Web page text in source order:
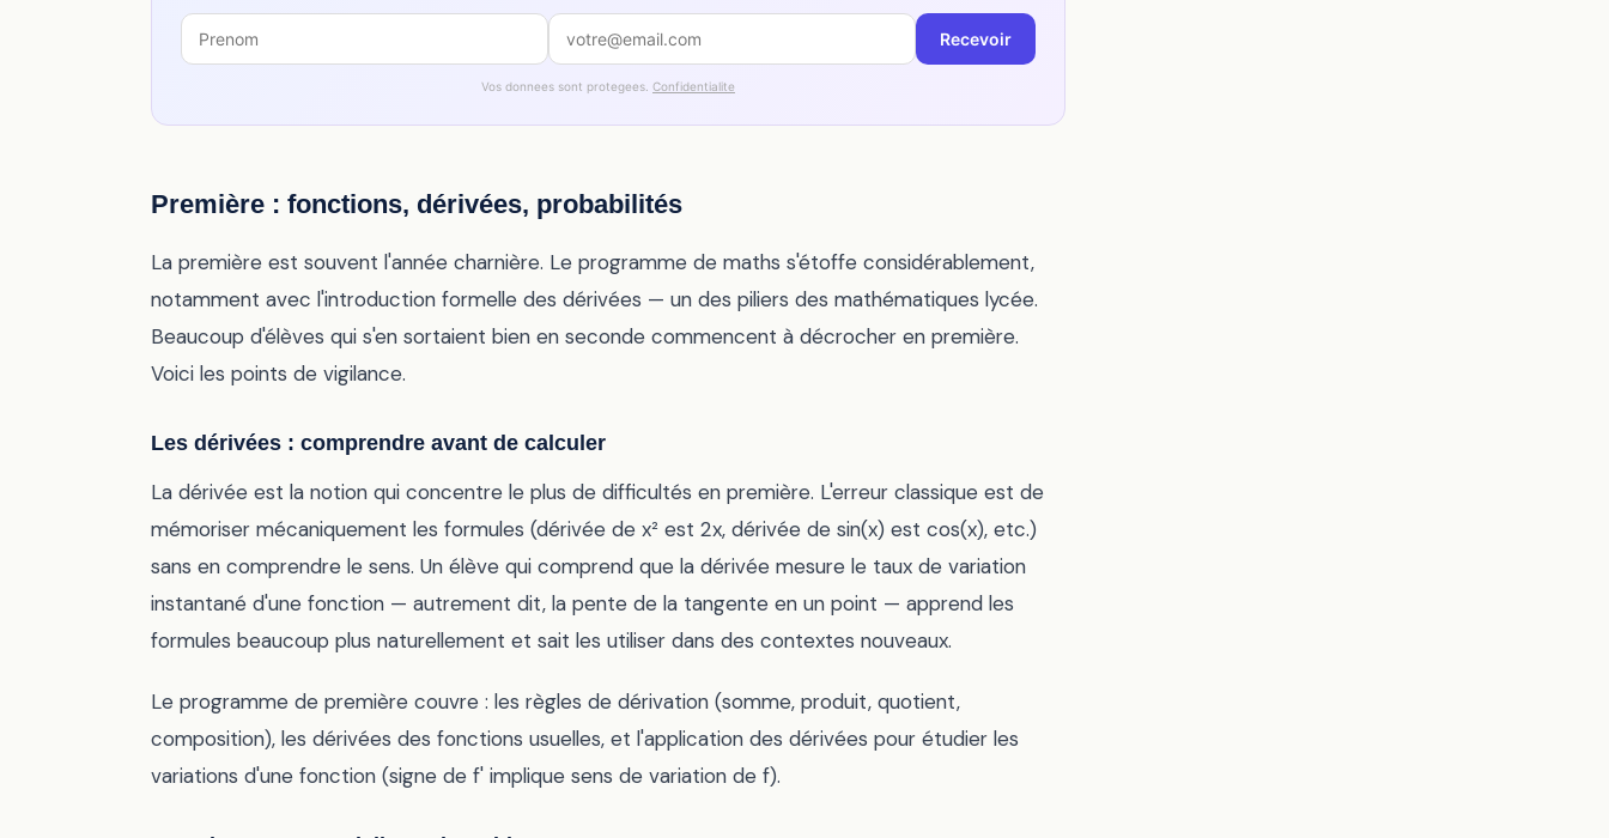
Recevoir
Vos donnees sont protegees. Confidentialite
Première : fonctions, dérivées, probabilités
La première est souvent l'année charnière. Le programme de maths s'étoffe considérablement,
notamment avec l'introduction formelle des dérivées — un des piliers des mathématiques lycée.
Beaucoup d'élèves qui s'en sortaient bien en seconde commencent à décrocher en première.
Voici les points de vigilance.
Les dérivées : comprendre avant de calculer
La dérivée est la notion qui concentre le plus de difficultés en première. L'erreur classique est de
mémoriser mécaniquement les formules (dérivée de x² est 2x, dérivée de sin(x) est cos(x), etc.)
sans en comprendre le sens. Un élève qui comprend que la dérivée mesure le taux de variation
instantané d'une fonction — autrement dit, la pente de la tangente en un point — apprend les
formules beaucoup plus naturellement et sait les utiliser dans des contextes nouveaux.
Le programme de première couvre : les règles de dérivation (somme, produit, quotient,
composition), les dérivées des fonctions usuelles, et l'application des dérivées pour étudier les
variations d'une fonction (signe de f' implique sens de variation de f).